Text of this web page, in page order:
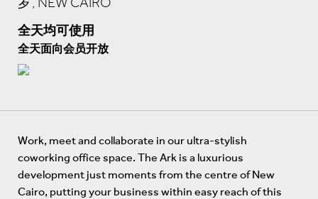
全天均可使用
全天面向会员开放
Work, meet and collaborate in our ultra-stylish
coworking office space. The Ark is a luxurious
development just moments from the centre of New
Cairo, putting your business within easy reach of this